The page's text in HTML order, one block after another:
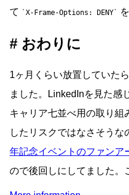
て
X-Frame-Options: DENY
おわりに
1ヶ月くらい放置していた
ました。LinkedInを見た感
キャリア七並べ用の取り組
したリスクではなさそうな
年記念イベントのファンア
ので後回しにしてました。